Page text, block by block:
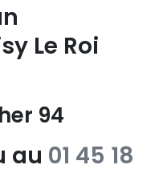
Le Roi
94
au 01 45 18